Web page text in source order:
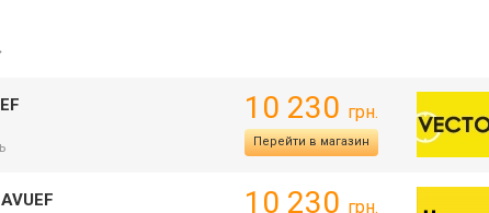
10 230 грн.
Перейти в магазин
10 230 грн.